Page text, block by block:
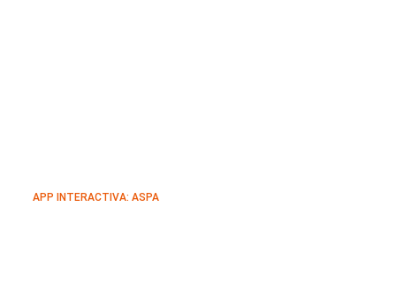
APP INTERACTIVA: ASPA